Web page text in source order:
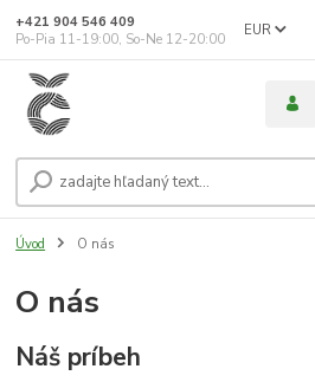
EUR
+421 904 546 409
Po-Pia 11-19:00, So-Ne 12-20:00
Úvod O nás
O nás
Náš príbeh